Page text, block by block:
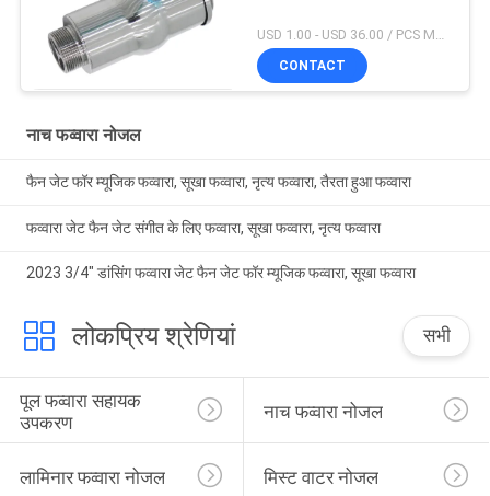
CONTACT
नाच फव्वारा नोजल
फैन जेट फॉर म्यूजिक फव्वारा, सूखा फव्वारा, नृत्य फव्वारा, तैरता हुआ फव्वारा
फव्वारा जेट फैन जेट संगीत के लिए फव्वारा, सूखा फव्वारा, नृत्य फव्वारा
2023 3/4" डांसिंग फव्वारा जेट फैन जेट फॉर म्यूजिक फव्वारा, सूखा फव्वारा
लोकप्रिय श्रेणियां सभी
पूल फव्वारा सहायक
उपकरण
नाच फव्वारा नोजल
लामिनार फव्वारा नोजल मिस्ट वाटर नोजल